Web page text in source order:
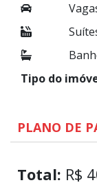
Tipo do
PLANO DE
Total: R$